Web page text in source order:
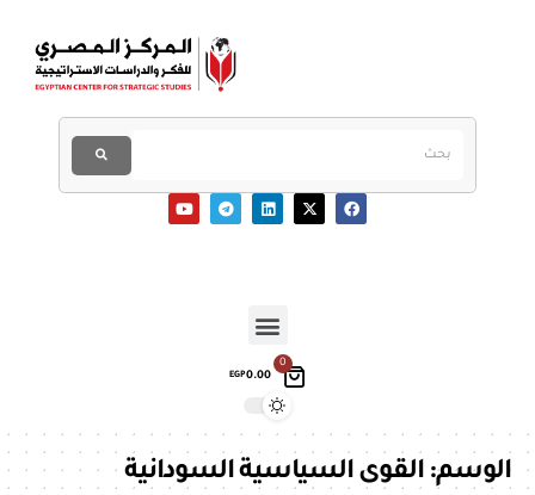
0
EGP0.00
الوسم:القوى السياسية السودانية